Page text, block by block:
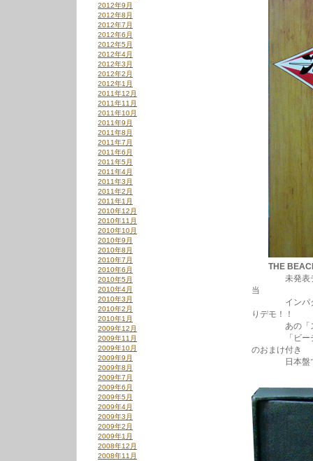
THE
未発表デモ
当
インパクト
りデモ！！
あの「スマ
「ビーチボ
のおまけ付き
日本盤で
2012年9月
2012年8月
2012年7月
2012年6月
2012年5月
2012年4月
2012年3月
2012年2月
2012年1月
2011年12月
2011年11月
2011年10月
2011年9月
2011年8月
2011年7月
2011年6月
2011年5月
2011年4月
2011年3月
2011年2月
2011年1月
2010年12月
2010年11月
2010年10月
2010年9月
2010年8月
2010年7月
2010年6月
2010年5月
2010年4月
2010年3月
2010年2月
2010年1月
2009年12月
2009年11月
2009年10月
2009年9月
2009年8月
2009年7月
2009年6月
2009年5月
2009年4月
2009年3月
2009年2月
2009年1月
2008年12月
2008年11月